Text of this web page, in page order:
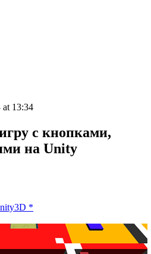
at 13:34
с кнопками,
на Unity
*